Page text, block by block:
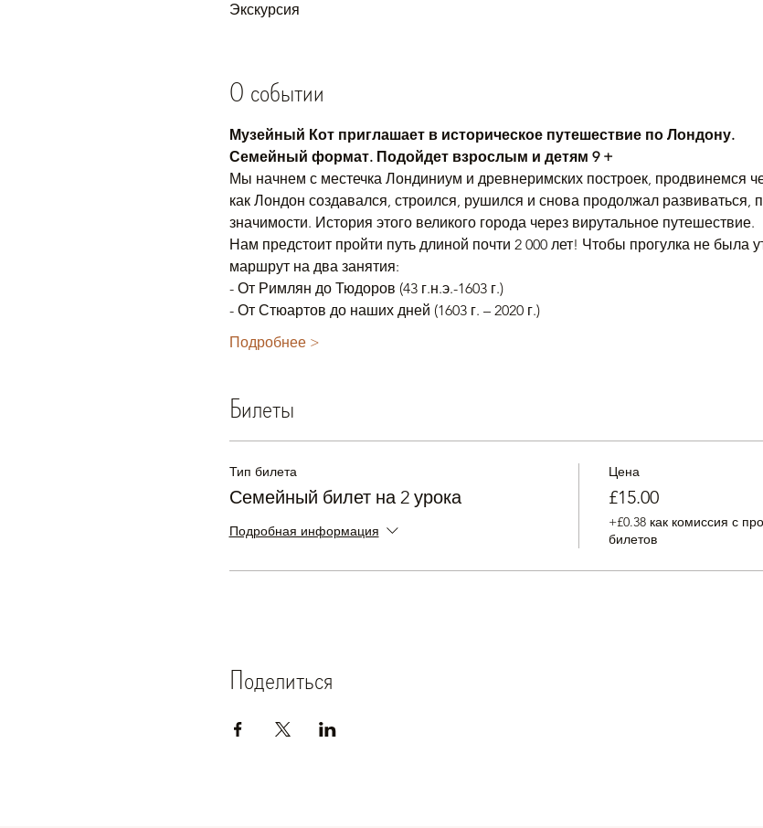
Экскурсия
О событии
Музейный Кот приглашает в историческое путешествие по Лондону.
Семейный формат. Подойдет взрослым и детям 9 +
Мы начнем с местечка Лондиниум и древнеримских построек, продвинемся
как Лондон создавался, строился, рушился и снова продолжал развиваться,
значимости. История этого великого города через вирутальное путешествие.
Нам предстоит пройти путь длиной почти 2 000 лет! Чтобы прогулка не была
маршрут на два занятия:
- От Римлян до Тюдоров (43 г.н.э.-1603 г.)
- От Стюартов до наших дней (1603 г. – 2020 г.)
Подробнее >
Билеты
Тип билета
Семейный билет на 2 урока
Подробная информация
Цена
£15.00
+£0.38 как комиссия с
билетов
Поделиться